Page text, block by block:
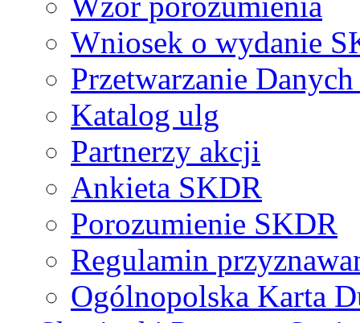
Wniosek o wydanie
Przetwarzanie
Katalog ulg
Partnerzy akcji
Ankieta SKDR
Porozumienie SKDR
Regulamin
Ogólnopolska Karta